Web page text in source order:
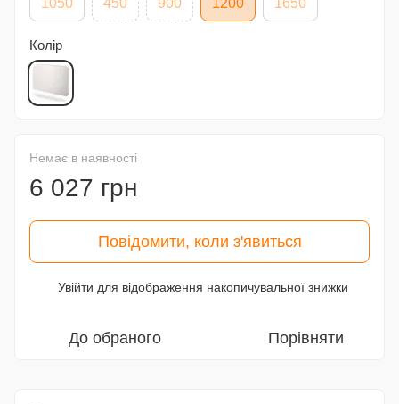
1050 450 900 1200 1650
Колір
Немає в наявності
6 027 грн
Повідомити, коли з'явиться
Увійти для відображення накопичувальної знижки
До обраного Порівняти